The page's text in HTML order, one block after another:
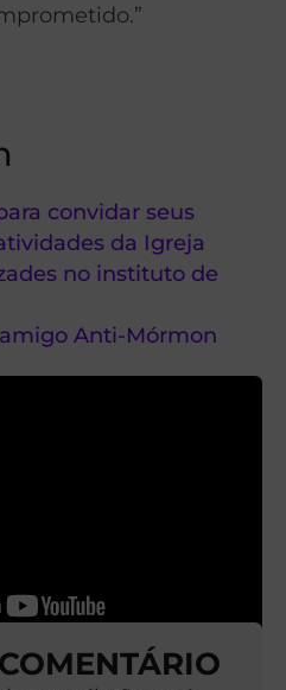
convidar seus
da Igreja
no instituto de
Anti-Mórmon